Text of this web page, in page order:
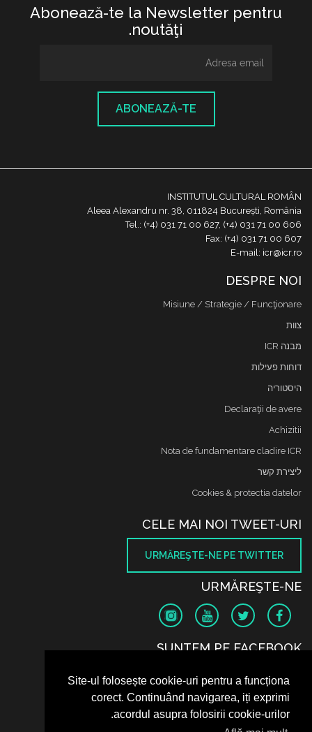
Site-ul folosește cookie-uri pentru a funcționa
corect. Continuând navigarea, iți exprimi
acordul asupra folosirii cookie-urilor.
Abonează-te la Newsletter pentru
noutăţi.
ABONEAZĂ-TE
INSTITUTUL CULTURAL ROMÂN
Aleea Alexandru nr. 38, 011824 București, România
Tel.: (+4) 031 71 00 627, (+4) 031 71 00 606
Fax: (+4) 031 71 00 607
E-mail: icr@icr.ro
DESPRE NOI
Misiune / Strategie / Funcţionare
צוות
מבנה ICR
דוחות פעילות
היסטוריה
Declaraţii de avere
Achizitii
Nota de fundamentare cladire ICR
ליצירת קשר
Cookies & protectia datelor
CELE MAI NOI TWEET-URI
URMĂREŞTE-NE PE TWITTER
URMĂREŞTE-NE
SUNTEM PE FACEBOOK